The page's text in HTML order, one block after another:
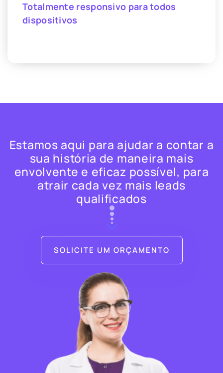
Totalmente responsivo para todos
dispositivos
Estamos aqui para ajudar a contar a
sua história de maneira mais
envolvente e eficaz possível, para
atrair cada vez mais leads
qualificados
SOLICITE UM ORÇAMENTO